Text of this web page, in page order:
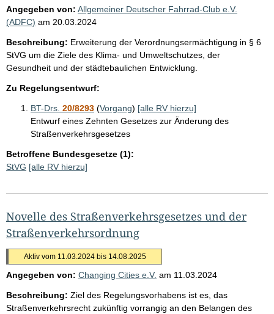
Angegeben von: Allgemeiner Deutscher Fahrrad-Club e.V.
(ADFC) am 20.03.2024
Beschreibung: Erweiterung der Verordnungsermächtigung in § 6
StVG um die Ziele des Klima- und Umweltschutzes, der
Gesundheit und der städtebaulichen Entwicklung.
Zu Regelungsentwurf:
BT-Drs. 20/8293 (Vorgang) [alle RV hierzu]
Entwurf eines Zehnten Gesetzes zur Änderung des
Straßenverkehrsgesetzes
Betroffene Bundesgesetze (1):
StVG [alle RV hierzu]
Novelle des Straßenverkehrsgesetzes und der
Straßenverkehrsordnung
Aktiv vom 11.03.2024 bis 14.08.2025
Angegeben von: Changing Cities e.V. am 11.03.2024
Beschreibung: Ziel des Regelungsvorhabens ist es, das
Straßenverkehrsrecht zukünftig vorrangig an den Belangen des